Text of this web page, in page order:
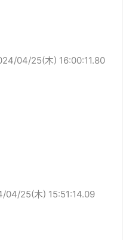
04/25(木) 16:00:11.80
04/25(木) 15:51:14.09